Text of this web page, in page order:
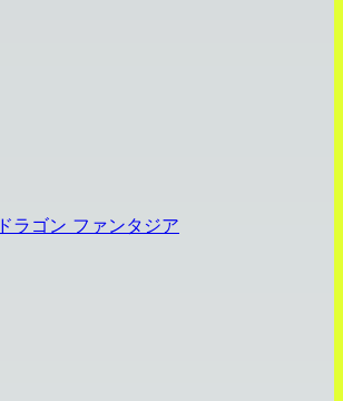
ラゴン ファンタジア